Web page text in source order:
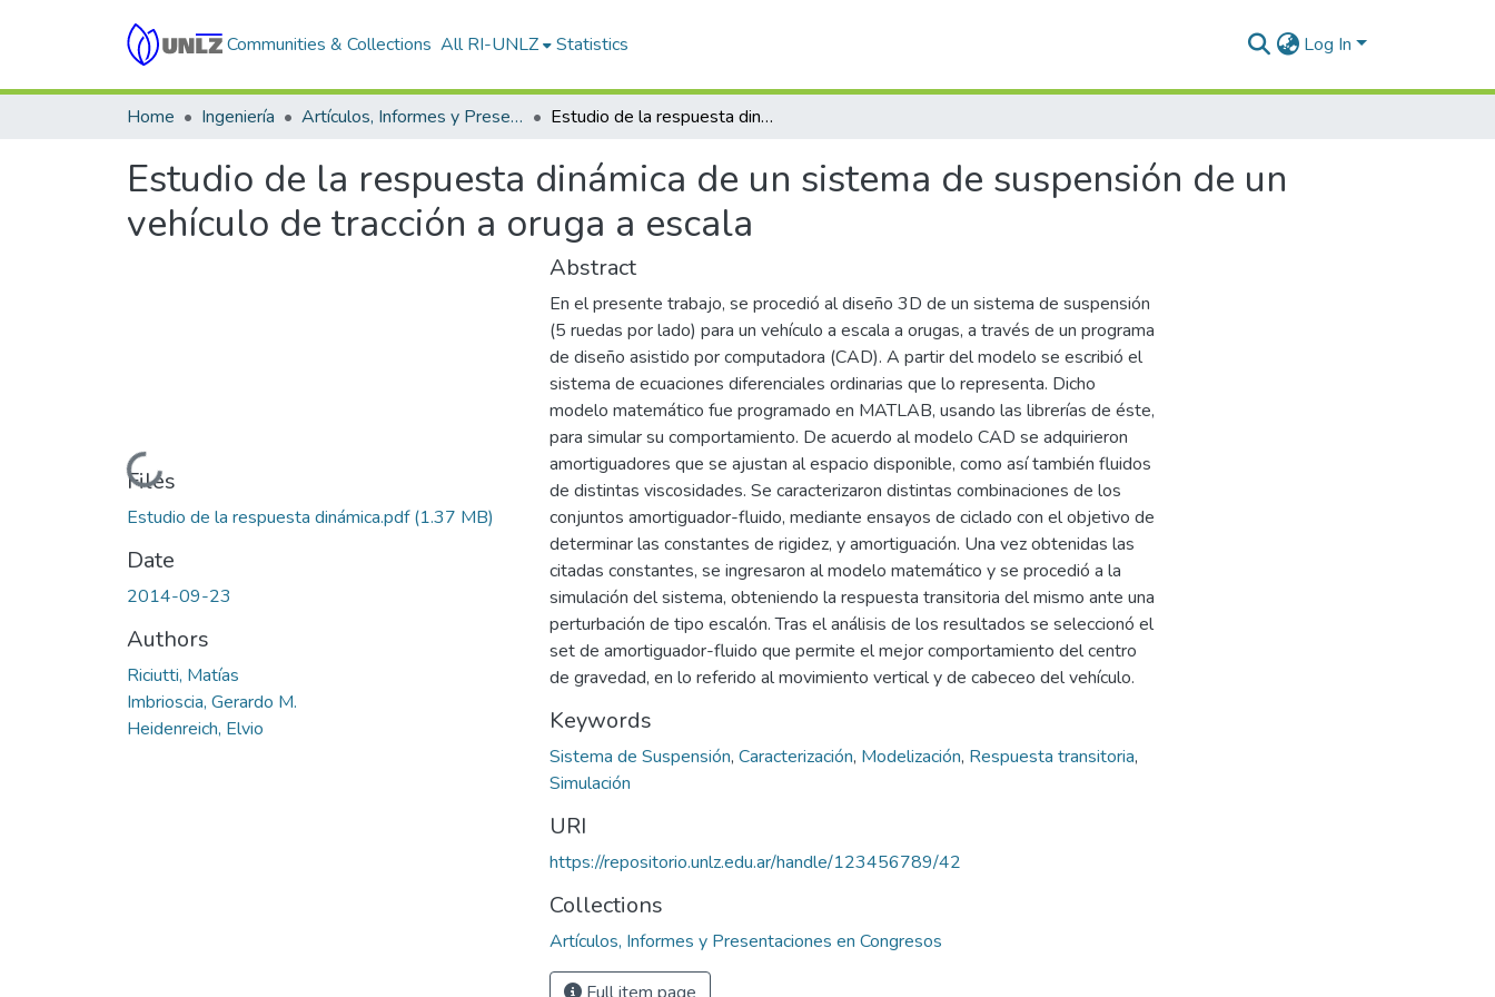
Communities & Collections All RI-UNLZ Statistics Log In
Home Ingeniería Artículos, Informes y Presentaciones en Congresos Estudio de la respuesta dinámica de un sistema de suspensión de un vehículo de tracción a oruga a escala
Estudio de la respuesta dinámica de un sistema de suspensión de un
vehículo de tracción a oruga a escala
Loading...
Files
Estudio de la respuesta dinámica.pdf(1.37 MB)
Date
2014-09-23
Authors
Riciutti, Matías
Imbrioscia, Gerardo M.
Heidenreich, Elvio
Abstract
En el presente trabajo, se procedió al diseño 3D de un sistema de suspensión
(5 ruedas por lado) para un vehículo a escala a orugas, a través de un programa
de diseño asistido por computadora (CAD). A partir del modelo se escribió el
sistema de ecuaciones diferenciales ordinarias que lo representa. Dicho
modelo matemático fue programado en MATLAB, usando las librerías de éste,
para simular su comportamiento. De acuerdo al modelo CAD se adquirieron
amortiguadores que se ajustan al espacio disponible, como así también fluidos
de distintas viscosidades. Se caracterizaron distintas combinaciones de los
conjuntos amortiguador-fluido, mediante ensayos de ciclado con el objetivo de
determinar las constantes de rigidez, y amortiguación. Una vez obtenidas las
citadas constantes, se ingresaron al modelo matemático y se procedió a la
simulación del sistema, obteniendo la respuesta transitoria del mismo ante una
perturbación de tipo escalón. Tras el análisis de los resultados se seleccionó el
set de amortiguador-fluido que permite el mejor comportamiento del centro
de gravedad, en lo referido al movimiento vertical y de cabeceo del vehículo.
Keywords
Sistema de Suspensión, Caracterización, Modelización, Respuesta transitoria,
Simulación
URI
https://repositorio.unlz.edu.ar/handle/123456789/42
Collections
Artículos, Informes y Presentaciones en Congresos